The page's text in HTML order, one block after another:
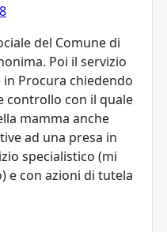
del Comune di
Poi il servizio
Procura chiedendo
controllo con il quale
mamma anche
ad una presa in
specialistico (mi
e con azioni di tutela